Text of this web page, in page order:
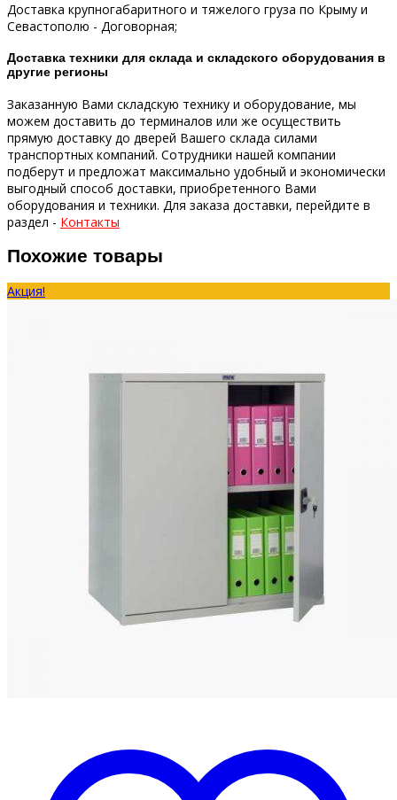
Доставка крупногабаритного и тяжелого груза по Крыму и
Севастополю - Договорная;
Доставка техники для склада и складского оборудования в
другие регионы
Заказанную Вами складскую технику и оборудование, мы
можем доставить до терминалов или же осуществить
прямую доставку до дверей Вашего склада силами
транспортных компаний. Сотрудники нашей компании
подберут и предложат максимально удобный и экономически
выгодный способ доставки, приобретенного Вами
оборудования и техники. Для заказа доставки, перейдите в
раздел - Контакты
Похожие товары
Акция!